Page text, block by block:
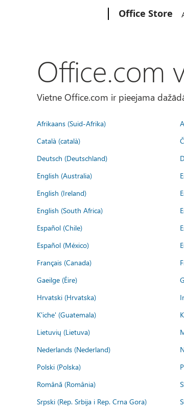
Office Store
Office.com
Vietne Office.com ir pieejama
Afrikaans (Suid-Afrika)
Català (català)
Deutsch (Deutschland)
English (Australia)
English (Ireland)
English (South Africa)
Español (Chile)
Español (México)
Français (Canada)
Gaeilge (Éire)
Hrvatski (Hrvatska)
K'iche' (Guatemala)
Lietuvių (Lietuva)
Nederlands (Nederland)
Polski (Polska)
Română (România)
Srpski (Rep. Srbija i Rep. Crna Gora)